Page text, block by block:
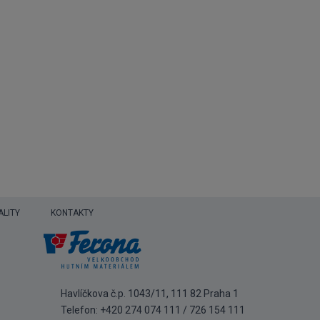
KONTAKTY
Havlíčkova č.p. 1043/11, 111 82 Praha 1
Telefon: +420 274 074 111 / 726 154 111